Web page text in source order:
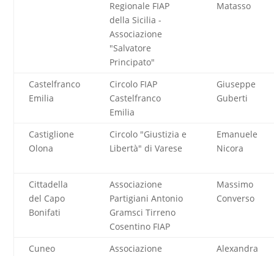
Regionale FIAP
della Sicilia -
Associazione
"Salvatore
Principato"
Matasso
Castelfranco
Emilia
Circolo FIAP
Castelfranco
Emilia
Giuseppe
Guberti
Castiglione
Olona
Circolo "Giustizia e
Libertà" di Varese
Emanuele
Nicora
Cittadella
del Capo
Bonifati
Associazione
Partigiani Antonio
Gramsci Tirreno
Cosentino FIAP
Massimo
Converso
Cuneo
Associazione
Alexandra